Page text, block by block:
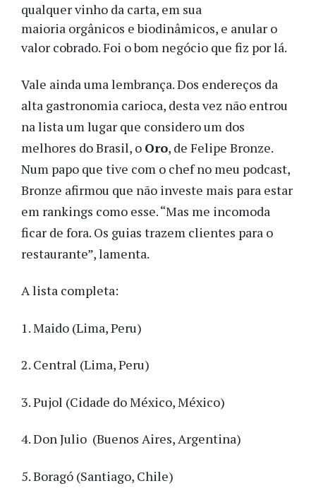
qualquer vinho da carta, em sua
maioria orgânicos e biodinâmicos, e anular o
valor cobrado. Foi o bom negócio que fiz por lá.
Vale ainda uma lembrança. Dos endereços da
alta gastronomia carioca, desta vez não entrou
na lista um lugar que considero um dos
melhores do Brasil, o Oro, de Felipe Bronze.
Num papo que tive com o chef no meu podcast,
Bronze afirmou que não investe mais para estar
em rankings como esse. “Mas me incomoda
ficar de fora. Os guias trazem clientes para o
restaurante”, lamenta.
A lista completa:
1. Maido (Lima, Peru)
2. Central (Lima, Peru)
3. Pujol (Cidade do México, México)
4. Don Julio (Buenos Aires, Argentina)
5. Boragó (Santiago, Chile)